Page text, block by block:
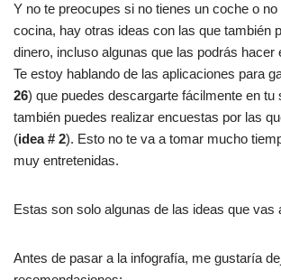
Y no te preocupes si no tienes un coche o no
cocina, hay otras ideas con las que también
dinero, incluso algunas que las podrás hacer
Te estoy hablando de las aplicaciones para
26) que puedes descargarte fácilmente en tu
también puedes realizar encuestas por las
(idea # 2). Esto no te va a tomar mucho
muy entretenidas.
Estas son solo algunas de las ideas que vas
Antes de pasar a la infografía, me gustaría